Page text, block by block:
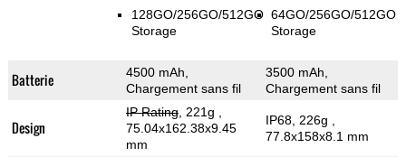
128GO/256GO/512GO
Storage
64GO/256GO/512GO
Storage
Batterie
4500 mAh,
Chargement sans fil
3500 mAh,
Chargement sans fil
Design
IP Rating, 221g
75.04x162.38x9.45
mm
IP68, 226g
77.8x158x8.1 mm